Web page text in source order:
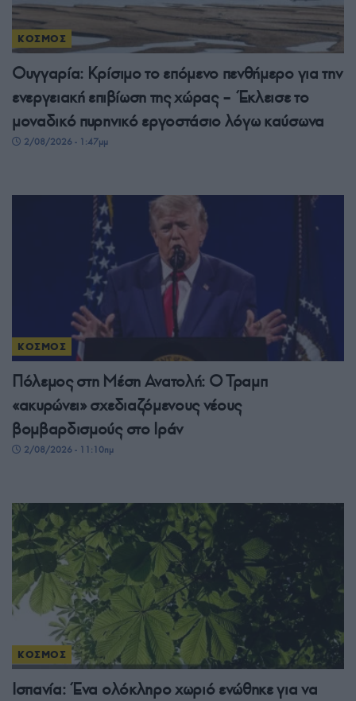
ΚΟΣΜΟΣ
Ουγγαρία: Κρίσιμο το επόμενο πενθήμερο για την
ενεργειακή επιβίωση της χώρας – Έκλεισε το
μοναδικό πυρηνικό εργοστάσιο λόγω καύσωνα
2/08/2026 - 1:47μμ
ΚΟΣΜΟΣ
Πόλεμος στη Μέση Ανατολή: Ο Τραμπ
«ακυρώνει» σχεδιαζόμενους νέους
βομβαρδισμούς στο Ιράν
2/08/2026 - 11:10πμ
ΚΟΣΜΟΣ
Ισπανία: Ένα ολόκληρο χωριό ενώθηκε για να